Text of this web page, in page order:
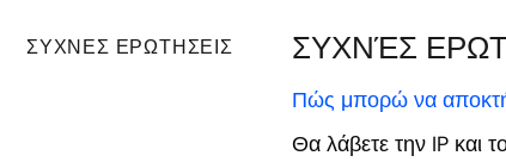
ΣΥΧΝΈΣ ΕΡΩΤΉΣΕΙΣ ΣΥΧΝΈΣ
Πώς μπορώ να
Θα λάβετε την IP και